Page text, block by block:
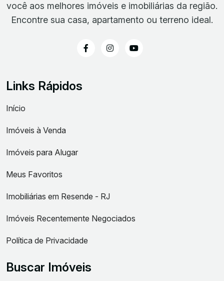
você aos melhores imóveis e imobiliárias da região.
Encontre sua casa, apartamento ou terreno ideal.
Links Rápidos
Início
Imóveis à Venda
Imóveis para Alugar
Meus Favoritos
Imobiliárias em Resende - RJ
Imóveis Recentemente Negociados
Política de Privacidade
Buscar Imóveis